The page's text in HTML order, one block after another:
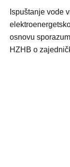
Ispuštanje vode
osnovu
HZHB o